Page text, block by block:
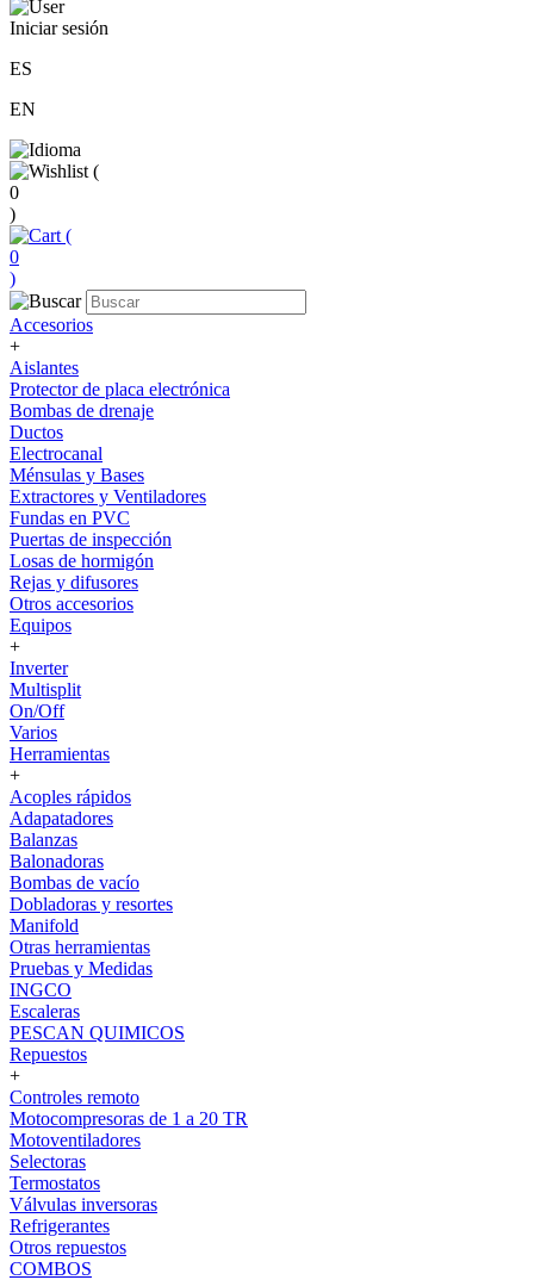
Iniciar sesión
ES
EN
(
0
)
(
0
)
Accesorios
+
Aislantes
Protector de placa electrónica
Bombas de drenaje
Ductos
Electrocanal
Ménsulas y Bases
Extractores y Ventiladores
Fundas en PVC
Puertas de inspección
Losas de hormigón
Rejas y difusores
Otros accesorios
Equipos
+
Inverter
Multisplit
On/Off
Varios
Herramientas
+
Acoples rápidos
Adapatadores
Balanzas
Balonadoras
Bombas de vacío
Dobladoras y resortes
Manifold
Otras herramientas
Pruebas y Medidas
INGCO
Escaleras
PESCAN QUIMICOS
Repuestos
+
Controles remoto
Motocompresoras de 1 a 20 TR
Motoventiladores
Selectoras
Termostatos
Válvulas inversoras
Refrigerantes
Otros repuestos
COMBOS